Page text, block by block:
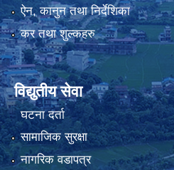
ऐन, कानुन तथा निर्देशिका
कर तथा शुल्कहरु
विद्युतीय सेवा
घटना दर्ता
सामाजिक सुरक्षा
नागरिक वडापत्र